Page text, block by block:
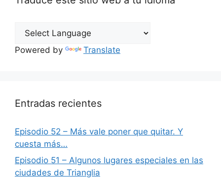
Powered by Translate
Entradas recientes
Episodio 52 – Más vale poner que quitar. Y
cuesta más…
Episodio 51 – Algunos lugares especiales en las
ciudades de Trianglia